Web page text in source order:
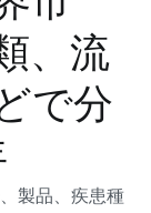
、流
で分
製品、疾患種